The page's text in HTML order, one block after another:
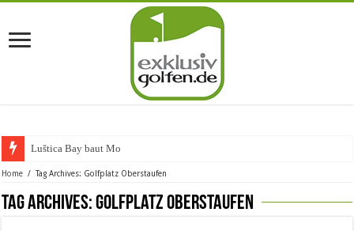
Luštica Bay baut Monteneg
Home / Tag Archives: Golfplatz Oberstaufen
Tag Archives:Golfplatz Oberstaufen